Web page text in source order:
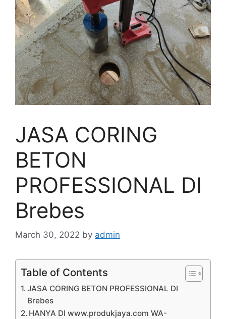
JASA CORING
BETON
PROFESSIONAL DI
Brebes
March 30, 2022 by admin
Table of Contents
JASA CORING BETON PROFESSIONAL DI
Brebes
HANYA DI www.produkjaya.com WA-